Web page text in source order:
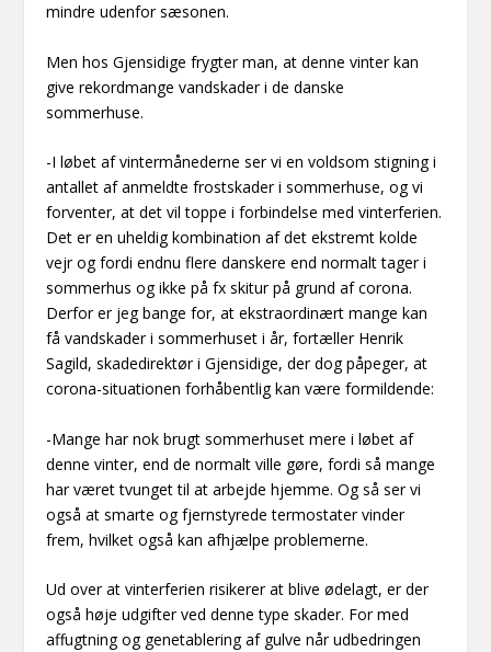
mindre udenfor sæsonen.
Men hos Gjensidige frygter man, at denne vinter kan
give rekordmange vandskader i de danske
sommerhuse.
-I løbet af vintermånederne ser vi en voldsom stigning i
antallet af anmeldte frostskader i sommerhuse, og vi
forventer, at det vil toppe i forbindelse med vinterferien.
Det er en uheldig kombination af det ekstremt kolde
vejr og fordi endnu flere danskere end normalt tager i
sommerhus og ikke på fx skitur på grund af corona.
Derfor er jeg bange for, at ekstraordinært mange kan
få vandskader i sommerhuset i år, fortæller Henrik
Sagild, skadedirektør i Gjensidige, der dog påpeger, at
corona-situationen forhåbentlig kan være formildende:
-Mange har nok brugt sommerhuset mere i løbet af
denne vinter, end de normalt ville gøre, fordi så mange
har været tvunget til at arbejde hjemme. Og så ser vi
også at smarte og fjernstyrede termostater vinder
frem, hvilket også kan afhjælpe problemerne.
Ud over at vinterferien risikerer at blive ødelagt, er der
også høje udgifter ved denne type skader. For med
affugtning og genetablering af gulve når udbedringen